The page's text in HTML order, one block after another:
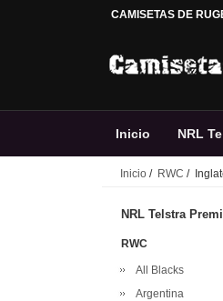
CAMISETAS DE
Inicio NRL
Premiership
Inicio / RWC /
NRL Telstra
RWC
All Blacks
Argentina